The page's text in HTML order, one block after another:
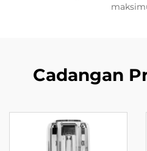
Cadangan